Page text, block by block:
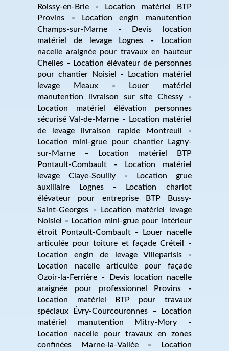
Roissy-en-Brie
Location matériel BTP
Provins
Location engin manutention
Champs-sur-Marne
Devis location
matériel de levage Lognes
Location
nacelle araignée pour travaux en hauteur
Chelles
Location élévateur de personnes
pour chantier Noisiel
Location matériel
levage Meaux
Louer matériel
manutention livraison sur site Chessy
Location matériel élévation personnes
sécurisé Val-de-Marne
Location matériel
de levage livraison rapide Montreuil
Location mini-grue pour chantier Lagny-
sur-Marne
Location matériel BTP
Pontault-Combault
Location matériel
levage Claye-Souilly
Location grue
auxiliaire Lognes
Location chariot
élévateur pour entreprise BTP Bussy-
Saint-Georges
Location matériel levage
Noisiel
Location mini-grue pour intérieur
étroit Pontault-Combault
Louer nacelle
articulée pour toiture et façade Créteil
Location engin de levage Villeparisis
Location nacelle articulée pour façade
Ozoir-la-Ferrière
Devis location nacelle
araignée pour professionnel Provins
Location matériel BTP pour travaux
spéciaux Évry-Courcouronnes
Location
matériel manutention Mitry-Mory
Location nacelle pour travaux en zones
confinées Marne-la-Vallée
Location